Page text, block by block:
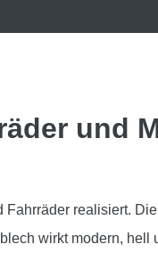
und
realisiert.
wirkt modern, hell